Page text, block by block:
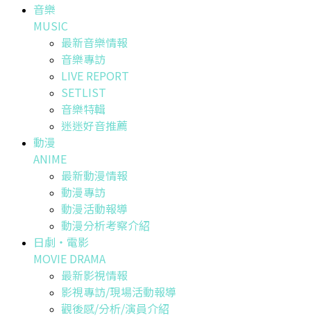
音樂
MUSIC
最新音樂情報
音樂專訪
LIVE REPORT
SETLIST
音樂特輯
迷迷好音推薦
動漫
ANIME
最新動漫情報
動漫專訪
動漫活動報導
動漫分析考察介紹
日劇・電影
MOVIE DRAMA
最新影視情報
影視專訪/現場活動報導
觀後感/分析/演員介紹